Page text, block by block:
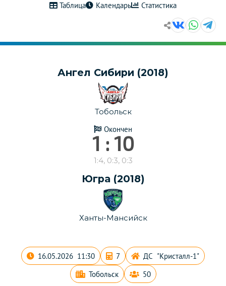
Таблица Календарь Статистика
16.05.2026 11:30 7 ДС "Кристалл-1"
Тобольск 50
Ангел Сибири (2018)
Тобольск
Окончен
1 : 10
1:4, 0:3, 0:3
Югра (2018)
Ханты-Мансийск